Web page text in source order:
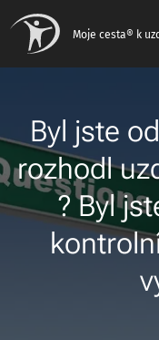
Moje cesta® k
Byl jste
rozhodl
? Byl